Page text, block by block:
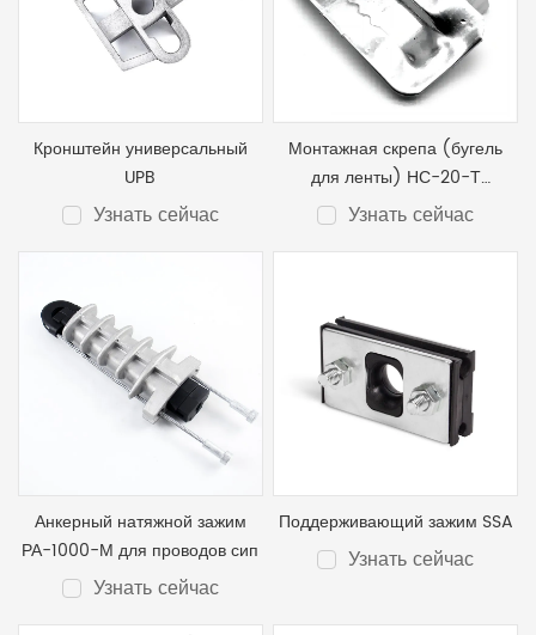
Кронштейн универсальный
UPB
Узнать сейчас
Монтажная скрепа (бугель
для ленты) НС-20-Т
оцинковка
Узнать сейчас
Анкерный натяжной зажим
РА-1000-М для проводов сип
Узнать сейчас
Поддерживающий зажим SSA
Узнать сейчас